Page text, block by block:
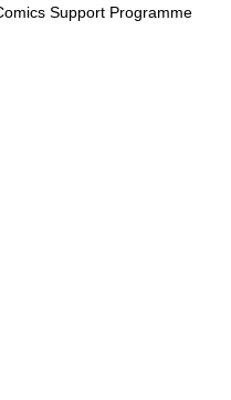
Support Programme